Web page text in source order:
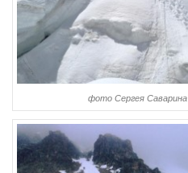
фото Сергея Саварина